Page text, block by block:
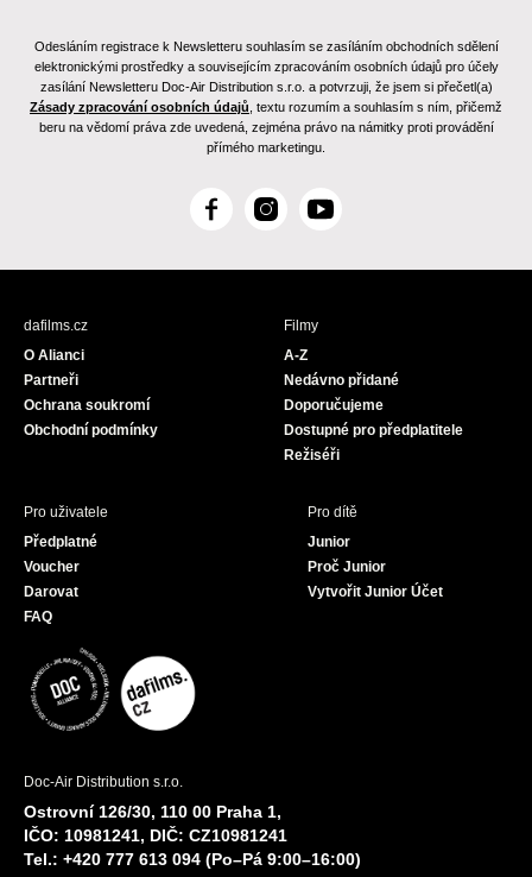
Odesláním registrace k Newsletteru souhlasím se zasíláním obchodních sdělení
elektronickými prostředky a souvisejícím zpracováním osobních údajů pro účely
zasílání Newsletteru Doc-Air Distribution s.r.o. a potvrzuji, že jsem si přečetl(a)
Zásady zpracování osobních údajů , textu rozumím a souhlasím s ním, přičemž
beru na vědomí práva zde uvedená, zejména právo na námitky proti provádění
přímého marketingu.
F
c
I
s
Y
u
dafilms.cz
O Alianci
Partneři
Ochrana soukromí
Obchodní podmínky
Filmy
A-Z
Nedávno přidané
Doporučujeme
Dostupné pro předplatitele
Režiséři
Pro uživatele
Předplatné
Voucher
Darovat
FAQ
Pro dítě
Junior
Proč Junior
Vytvořit Junior Účet
Doc-Air Distribution s.r.o.
Ostrovní 126/30, 110 00 Praha 1,
IČO: 10981241, DIČ: CZ10981241
Tel.: +420 777 613 094 (Po–Pá 9:00–16:00)